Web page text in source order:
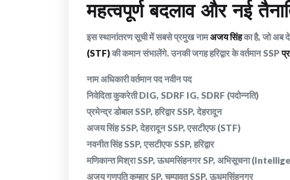
महत्वपूर्ण बदलाव और नई
​इस स्थानांतरण सूची में सबसे प्रमुख नामअजय सिंहका है, जो अब
(STF)की कमान संभालेंगे. उनकी जगह हरिद्वार के वर्तमान SSP
​नाम अधिकारी वर्तमान पद नवीन पद
निवेदिता कुकरेती DIG, SDRF IG, SDRF (पदोन्नति)
प्रमेन्द्र डोबाल SSP, हरिद्वार SSP, देहरादून
अजय सिंह SSP, देहरादून SSP, एसटीएफ (STF)
नवनीत सिंह SSP, एसटीएफ SSP, हरिद्वार
मणिकान्त मिश्रा SSP, ऊधमसिंहनगर SP, अभिसूचना
अजय गणपति कुम्हार SP, चम्पावत SSP, ऊधमसिंहनगर